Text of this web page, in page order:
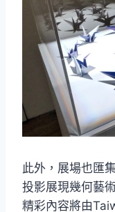
此外，展場也匯
投影展現幾何藝
精彩內容將由